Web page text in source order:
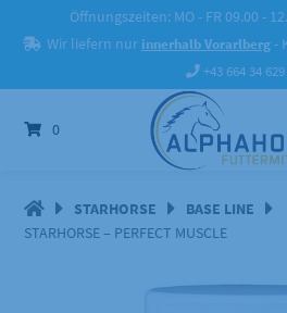
zum
Inhalt
Öffnungszeiten: MO - FR 09.00 -
Wir liefern nur innerhalb Vorarlberg-
+43 664 34
0
STARHORSE
BASE LINE
STARHORSE – PERFECT MUSCLE